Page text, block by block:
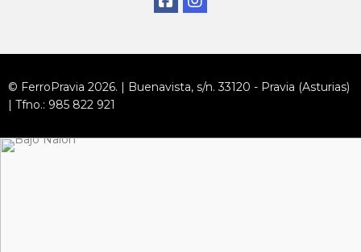
© FerroPravia 2026. | Buenavista, s/n. 33120 - Pravia (Asturias)
| Tfno.: 985 822 921